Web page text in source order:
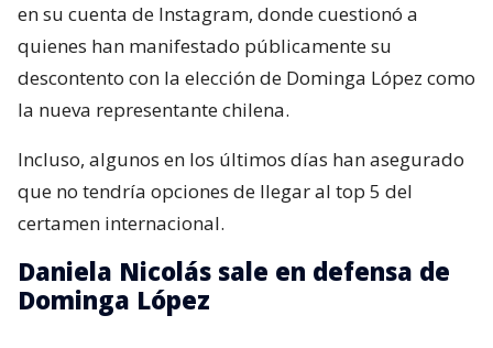
en su cuenta de Instagram, donde cuestionó a
quienes han manifestado públicamente su
descontento con la elección de Dominga López como
la nueva representante chilena.
Incluso, algunos en los últimos días han asegurado
que no tendría opciones de llegar al top 5 del
certamen internacional.
Daniela Nicolás sale en defensa de
Dominga López